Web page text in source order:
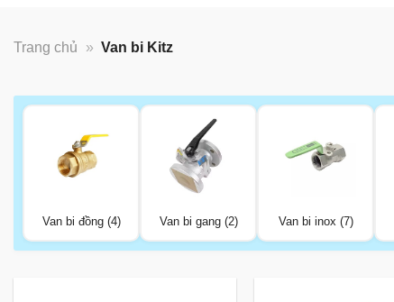
Trang chủ » Van bi Kitz
Van bi đồng (4) Van bi gang (2) Van bi inox (7)